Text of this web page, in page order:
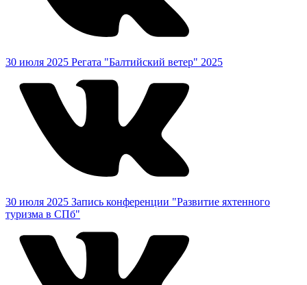
30 июля 2025 Регата "Балтийский ветер" 2025
30 июля 2025 Запись конференции "Развитие яхтенного
туризма в СПб"